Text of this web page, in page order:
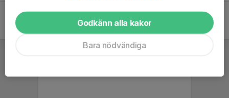
Godkänn alla kakor
Bara nödvändiga